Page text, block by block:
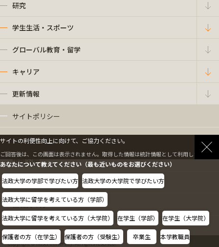
研究
学生生活・スポーツ
グローバル教育・留学
キャリア
更新情報
サイトポリシー
プライバシーポリシー
情報公開
採用情報
教職員の方へ
Copyright © Hosei University. All rights reserved.
サイトの利便性向上に向けて、ご協力ください。
ご回答後は、この画面は表示されません。取得した情報は統計情報として利用します。
あなたについて教えてください（最も近いものをお選びください）
法政大学の学部で学びたい方 法政大学の大学院で学びたい方
法政大学に留学を考えている方（学部）
法政大学に留学を考えている方（大学院） 在学生（学部） 在学生（大学院）
保護者の方（在学生） 保護者の方（受験生） 卒業生 本学教職員